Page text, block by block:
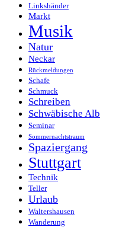
Linkshänder
Markt
Musik
Natur
Neckar
Rückmeldungen
Schafe
Schmuck
Schreiben
Schwäbische Alb
Seminar
Sommernachtstraum
Spaziergang
Stuttgart
Technik
Teller
Urlaub
Waltershausen
Wanderung